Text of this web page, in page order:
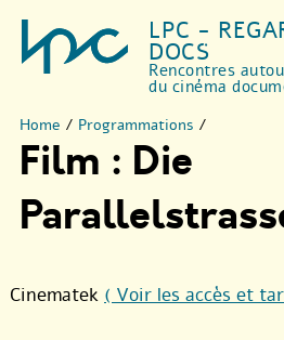
LPC -
DOCS
Rencontres
du cinéma
Home / Programmations /
Film : Die
Cinematek ( Voir les accès et